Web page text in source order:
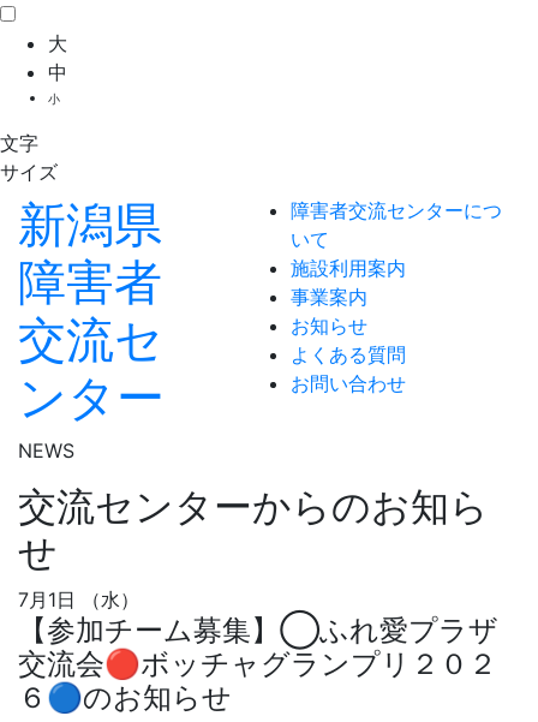
大
中
小
文字
サイズ
新潟県
障害者
交流セ
ンター
障害者交流センターにつ
いて
施設利用案内
事業案内
お知らせ
よくある質問
お問い合わせ
NEWS
交流センターからのお知ら
せ
7月1日 （水）
【参加チーム募集】◯ふれ愛プラザ
交流会🔴ボッチャグランプリ２０２
６🔵のお知らせ